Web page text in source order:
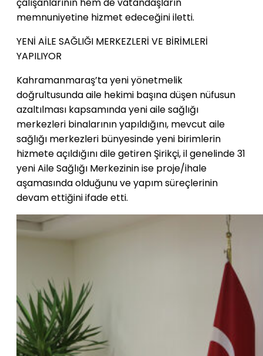
memnuniyetine hizmet edeceğini iletti.
YENİ AİLE SAĞLIĞI MERKEZLERİ VE BİRİMLERİ
YAPILIYOR
Kahramanmaraş’ta yeni yönetmelik
doğrultusunda aile hekimi başına düşen nüfusun
azaltılması kapsamında yeni aile sağlığı
merkezleri binalarının yapıldığını, mevcut aile
sağlığı merkezleri bünyesinde yeni birimlerin
hizmete açıldığını dile getiren Şirikçi, il genelinde 31
yeni Aile Sağlığı Merkezinin ise proje/ihale
aşamasında olduğunu ve yapım süreçlerinin
devam ettiğini ifade etti.